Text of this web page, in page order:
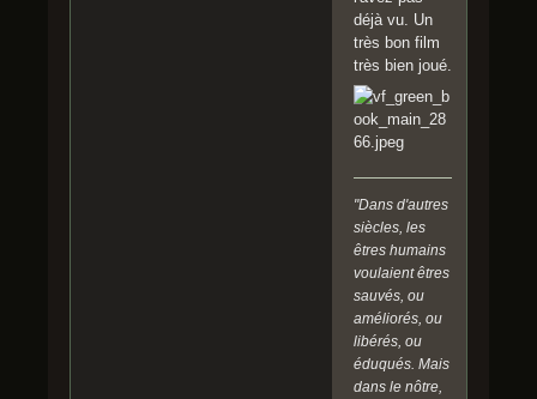
déjà vu. Un
très bon film
très bien joué.
"Dans d'autres
siècles, les
êtres humains
voulaient êtres
sauvés, ou
améliorés, ou
libérés, ou
éduqués. Mais
dans le nôtre,